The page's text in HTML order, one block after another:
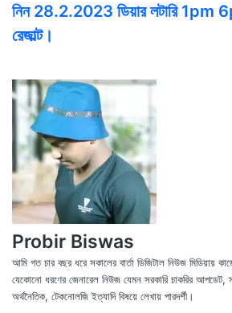
নিন 28.2.2023 ডিয়ার লটারি
রেজাল্ট।
Probir Biswas
আমি গত চার বছর ধরে সকালের বার্তা ডিজিটাল নিউজ মিডিয়ায়
যেকোনো ধরণের জেনারেল নিউজ যেমন সরকারি চাকরির আপডেট,
অর্থনৈতিক, টেকনোলজি ইত্যাদি বিষয়ে লেখায় পারদর্শী।